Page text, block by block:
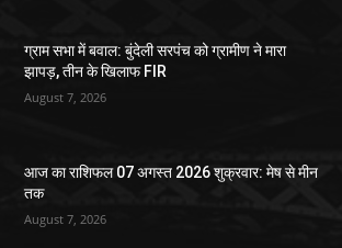
ग्राम सभा में बवाल: बुंदेली सरपंच को ग्रामीण ने मारा
झापड़, तीन के खिलाफ FIR
August 7, 2026
आज का राशिफल 07 अगस्त 2026 शुक्रवार: मेष से मीन
तक
August 7, 2026